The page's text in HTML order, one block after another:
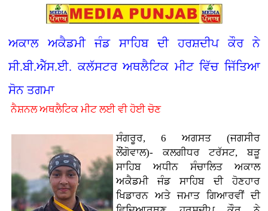
ਅਕਾਲ ਅਕੈਡਮੀ ਜੰਡ ਸਾਹਿਬ ਦੀ ਹਰਸ਼ਦੀਪ ਕੌਰ ਨੇ
ਸੀ.ਬੀ.ਐੱਸ.ਈ. ਕਲੱਸਟਰ ਅਥਲੈਟਿਕ ਮੀਟ ਵਿੱਚ ਜਿੱਤਿਆ
ਸੋਨ ਤਗਮਾ
ਨੈਸ਼ਨਲ ਅਥਲੈਟਿਕ ਮੀਟ ਲਈ ਵੀ ਹੋਈ ਚੋਣ
ਸੰਗਰੂਰ, 6 ਅਗਸਤ (ਜਗਸੀਰ
ਲੌਂਗੋਵਾਲ)- ਕਲਗੀਧਰ ਟਰੱਸਟ, ਬੜੂ
ਸਾਹਿਬ ਅਧੀਨ ਸੰਚਾਲਿਤ ਅਕਾਲ
ਅਕੈਡਮੀ ਜੰਡ ਸਾਹਿਬ ਦੀ ਹੋਣਹਾਰ
ਖਿਡਾਰਨ ਅਤੇ ਜਮਾਤ ਗਿਆਰਵੀਂ ਦੀ